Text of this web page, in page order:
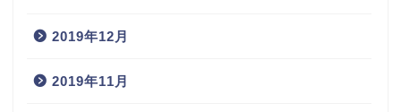
2019年12月
2019年11月